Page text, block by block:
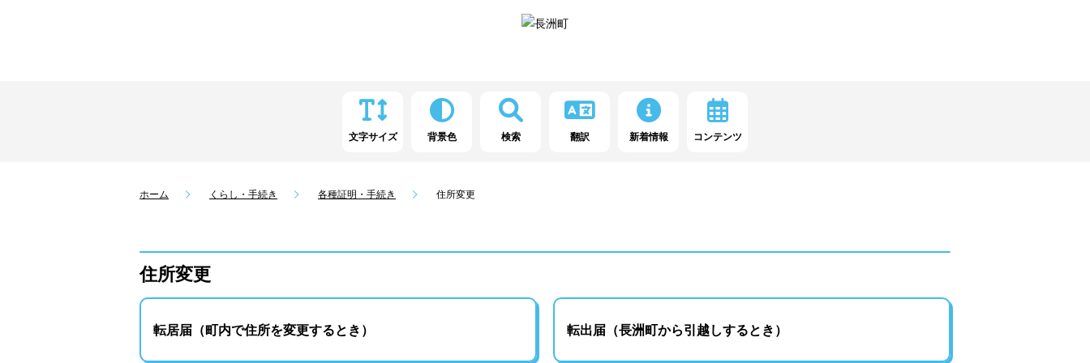
文字サイズ 背景色 検索 翻訳 新着情報 コンテンツ
ホーム くらし・手続き 各種証明・手続き 住所変更
住所変更
転居届（町内で住所を変更するとき） 転出届（長洲町から引越しするとき）